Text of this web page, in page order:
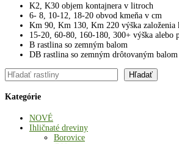
K2, K30 objem kontajnera v litroch
6- 8, 10-12, 18-20 obvod kmeňa v cm
Km 90, Km 130, Km 220 výška založenia
15-20, 60-80, 160-180, 300+ výška alebo
B rastlina so zemným balom
DB rastlina so zemným drôtovaným balom
Hľadať
Hľadať
Kategórie
NOVÉ
Ihličnaté dreviny
Borovice